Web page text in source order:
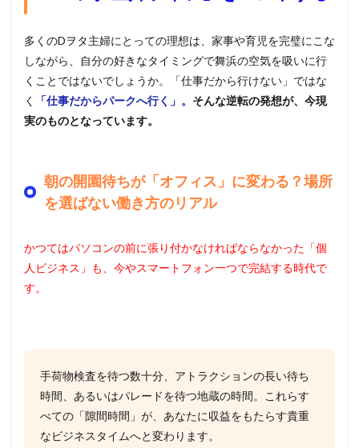
多くのDヲタ主婦にとっての理想は、家事や育児を完璧にこな
しながら、自分の好きなタイミングで舞浜の空気を吸いに行
くことではないでしょうか。「仕事だから行けない」ではな
く
「仕事だからパークへ行く」。 そんな逆転の発想が、今現
実のものとなっています。
朝の開園待ちが「オフィス」に変わる？場所
を選ばない働き方のリアル
かつてはパソコンの前に張り付かなければならなかった「個
人ビジネス」も、今やスマートフォン一つで完結する時代で
す。
手荷物検査を待つ数十分、アトラクションの長い待ち
時間、あるいはパレードを待つ地蔵の時間。これらす
べての「隙間時間」が、あなたに収益をもたらす貴重
なビジネスタイムへと変わります。